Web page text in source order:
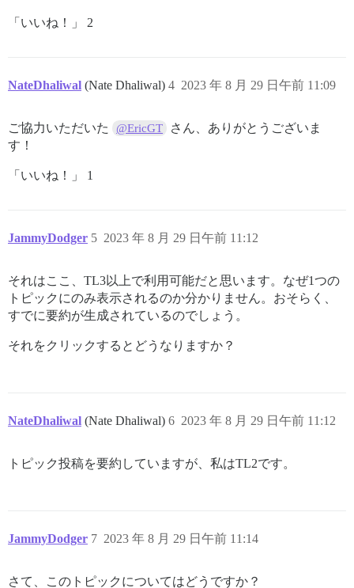
「いいね！」 2
NateDhaliwal (Nate Dhaliwal) 2023 年 8 月 29 日午前 11:09
4
ご協力いただいた @EricGT
さん、ありがとうございま
す！
「いいね！」 1
JammyDodger 2023 年 8 月 29 日午前 11:12
5
それはここ、TL3以上で利用可能だと思います。なぜ1つの
トピックにのみ表示されるのか分かりません。おそらく、
すでに要約が生成されているのでしょう。
それをクリックするとどうなりますか？
NateDhaliwal (Nate Dhaliwal) 2023 年 8 月 29 日午前 11:12
6
トピック投稿を要約していますが、私はTL2です。
JammyDodger 2023 年 8 月 29 日午前 11:14
7
さて、このトピックについてはどうですか？